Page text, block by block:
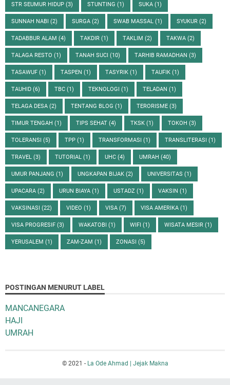
STR SEUMUR HIDUP (3) STUNTING (1) SUKA (1)
SUNNAH NABI (2) SURGA (2) SWAB MASSAL (1) SYUKUR (2)
TADABBUR ALAM (4) TAKDIR (1) TAKLIM (2) TAKWA (2)
TALAGA RESTO (1) TANAH SUCI (10) TARHIB RAMADHAN (3)
TASAWUF (1) TASPEN (1) TASYRIK (1) TAUFIK (1)
TAUHID (6) TBC (1) TEKNOLOGI (1) TELADAN (1)
TELAGA DESA (2) TENTANG BLOG (1) TERORISME (3)
TIMUR TENGAH (1) TIPS SEHAT (4) TKSK (1) TOKOH (3)
TOLERANSI (5) TPP (1) TRANSFORMASI (1) TRANSLITERASI (1)
TRAVEL (3) TUTORIAL (1) UHC (4) UMRAH (40)
UMUR PANJANG (1) UNGKAPAN BIJAK (2) UNIVERSITAS (1)
UPACARA (2) URUN BIAYA (1) USTADZ (1) VAKSIN (1)
VAKSINASI (22) VIDEO (1) VISA (7) VISA AMERIKA (1)
VISA PROGRESIF (3) WAKATOBI (1) WIFI (1) WISATA MESIR (1)
YERUSALEM (1) ZAM-ZAM (1) ZONASI (5)
POSTINGAN MENURUT LABEL
MANCANEGARA
HAJI
UMRAH
© 2021 - La Ode Ahmad | Jejak Makna